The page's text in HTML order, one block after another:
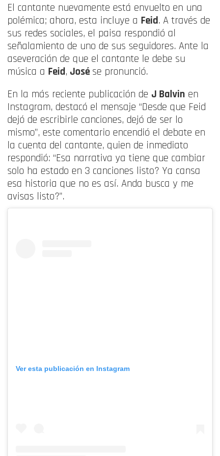
El cantante nuevamente está envuelto en una
polémica; ahora, esta incluye a Feid. A través de
sus redes sociales, el paisa respondió al
señalamiento de uno de sus seguidores. Ante la
aseveración de que el cantante le debe su
música a Feid, José se pronunció.
En la más reciente publicación de J Balvin en
Instagram, destacó el mensaje “Desde que Feid
dejó de escribirle canciones, dejó de ser lo
mismo”, este comentario encendió el debate en
la cuenta del cantante, quien de inmediato
respondió: “Esa narrativa ya tiene que cambiar
solo ha estado en 3 canciones listo? Ya cansa
esa historia que no es así. Anda busca y me
avisas listo?”.
Ver esta publicación en Instagram